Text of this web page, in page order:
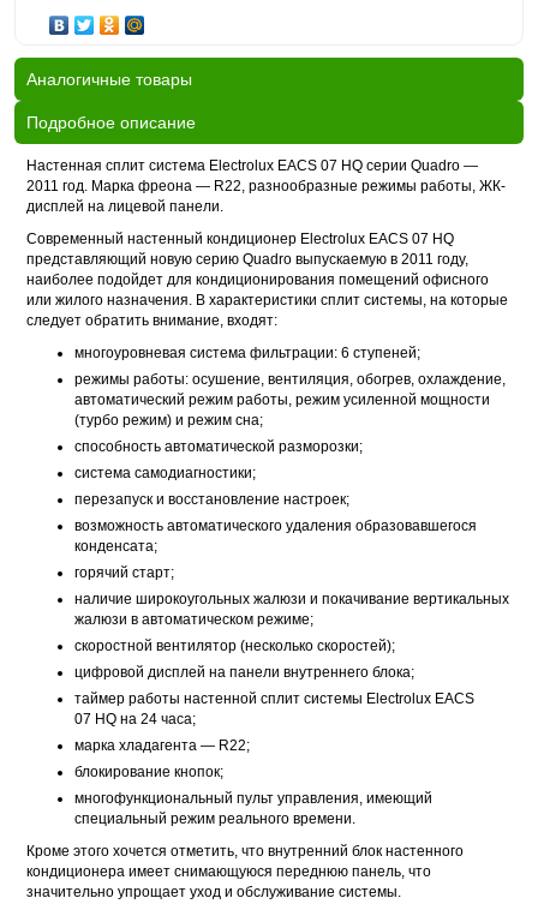
Аналогичные товары
Подробное описание
Настенная сплит система Electrolux EACS 07 HQ серии Quadro —
2011 год. Марка фреона — R22, разнообразные режимы работы, ЖК-
дисплей на лицевой панели.
Современный настенный кондиционер Electrolux EACS 07 HQ
представляющий новую серию Quadro выпускаемую в 2011 году,
наиболее подойдет для кондиционирования помещений офисного
или жилого назначения. В характеристики сплит системы, на которые
следует обратить внимание, входят:
многоуровневая система фильтрации: 6 ступеней;
режимы работы: осушение, вентиляция, обогрев, охлаждение,
автоматический режим работы, режим усиленной мощности
(турбо режим) и режим сна;
способность автоматической разморозки;
система самодиагностики;
перезапуск и восстановление настроек;
возможность автоматического удаления образовавшегося
конденсата;
горячий старт;
наличие широкоугольных жалюзи и покачивание вертикальных
жалюзи в автоматическом режиме;
скоростной вентилятор (несколько скоростей);
цифровой дисплей на панели внутреннего блока;
таймер работы настенной сплит системы Electrolux EACS
07 HQ на 24 часа;
марка хладагента — R22;
блокирование кнопок;
многофункциональный пульт управления, имеющий
специальный режим реального времени.
Кроме этого хочется отметить, что внутренний блок настенного
кондиционера имеет снимающуюся переднюю панель, что
значительно упрощает уход и обслуживание системы.